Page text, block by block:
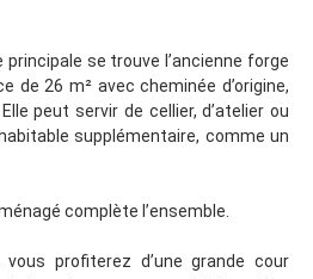
principale se trouve l’ancienne forge
de 26 m² avec cheminée d’origine,
peut servir de cellier, d’atelier ou
supplémentaire, comme un
complète l’ensemble.
profiterez d’une grande cour